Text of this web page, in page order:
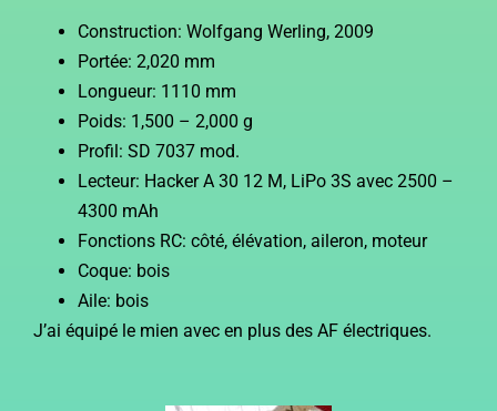
Construction: Wolfgang Werling, 2009
Portée: 2,020 mm
Longueur: 1110 mm
Poids: 1,500 – 2,000 g
Profil: SD 7037 mod.
Lecteur: Hacker A 30 12 M, LiPo 3S avec 2500 –
4300 mAh
Fonctions RC: côté, élévation, aileron, moteur
Coque: bois
Aile: bois
J’ai équipé le mien avec en plus des AF électriques.